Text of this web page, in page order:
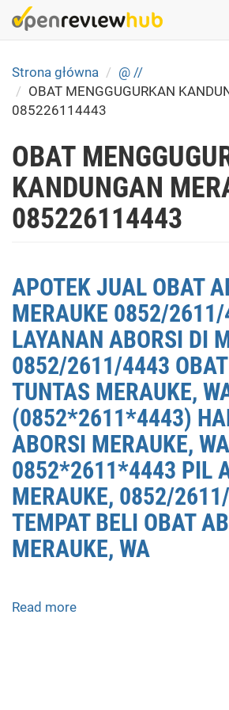
Skip
to
content
Strona główna
@ //
OBAT MENGGUGURKAN
085226114443
OBAT
KANDUNGAN
085226114443
APOTEK JUAL OBAT
MERAUKE 0852/
LAYANAN ABORSI DI
0852/2611/4443
TUNTAS MERAUKE,
(0852*2611*4443)
ABORSI MERAUKE, WA
0852*2611*4443 PIL
MERAUKE, 0852/
TEMPAT BELI OBAT
MERAUKE, WA
Read more